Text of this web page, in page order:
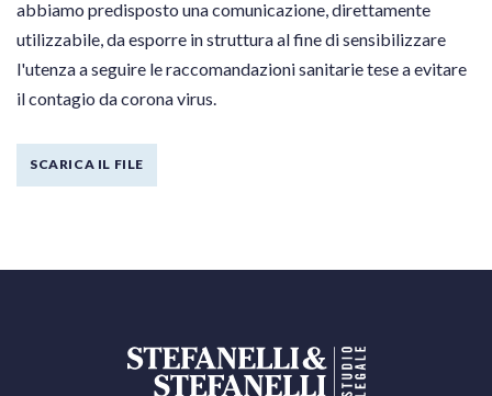
abbiamo predisposto una comunicazione, direttamente
utilizzabile, da esporre in struttura al fine di sensibilizzare
l'utenza a seguire le raccomandazioni sanitarie tese a evitare
il contagio da corona virus.
SCARICA IL FILE